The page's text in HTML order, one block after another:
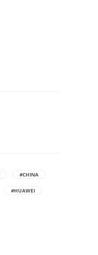
#CHINA
#HUAWEI